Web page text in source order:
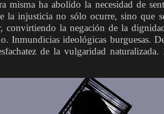
misma ha abolido la necesidad de
la injusticia no sólo ocurre, sino que
convirtiendo la negación de la
Inmundicias ideológicas burguesas.
de la vulgaridad